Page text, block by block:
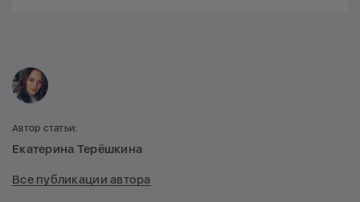
Автор статьи:
Екатерина Терёшкина
Все публикации автора